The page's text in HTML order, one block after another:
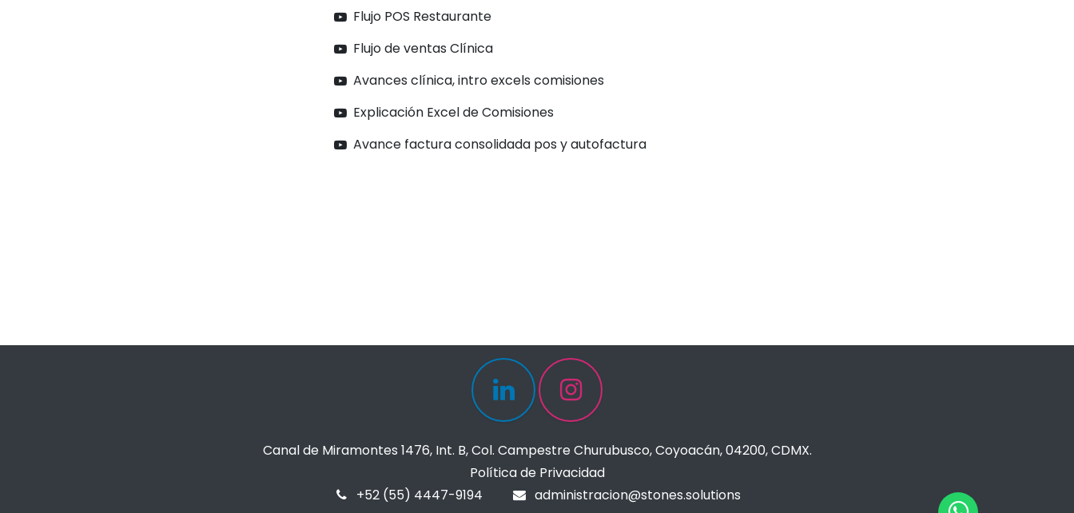
Flujo POS Restaurante
Flujo de ventas Clínica
Avances clínica, intro excels comisiones
Explicación Excel de Comisiones
Avance factura consolidada pos y autofactura
Canal de Miramontes 1476, Int. B, Col. Campestre Churubusco, Coyoacán, 04200, CDMX.
Política de Privacidad
+52 (55) 4447-9194
administracion@stones.solutions